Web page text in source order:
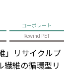
コーポレート
Rewind PET
」リサイクルプ
繊維の循環型リ